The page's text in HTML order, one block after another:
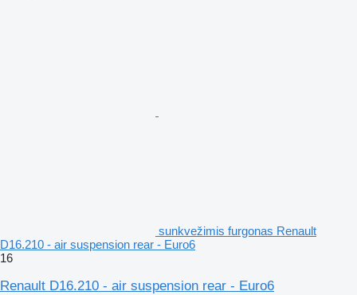
sunkvežimis furgonas Renault
D16.210 - air suspension rear - Euro6
16
Renault D16.210 - air suspension rear - Euro6